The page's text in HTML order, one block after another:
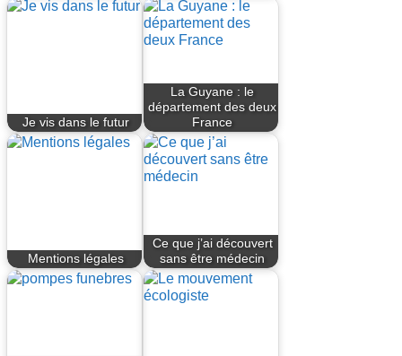
Je vis dans le futur
La Guyane : le
département des deux
France
Mentions légales
Ce que j’ai découvert
sans être médecin